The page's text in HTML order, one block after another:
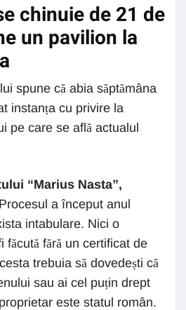
chinuie de 21 de
un pavilion la
spune că abia săptămâna
instanța cu privire la
pe care se află actualul
“Marius Nasta”,
a început anul
intabulare. Nici o
făcută fără un certificat de
trebuia să dovedești că
sau ai cel puțin drept
este statul român.